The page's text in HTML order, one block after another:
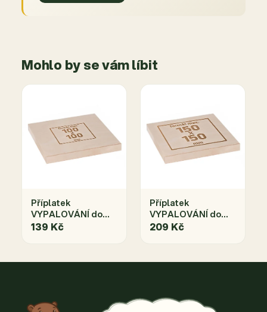
Mohlo by se vám líbit
Příplatek
VYPALOVÁNÍ do
rozměru
139 Kč
Příplatek
VYPALOVÁNÍ do
rozměru
209 Kč